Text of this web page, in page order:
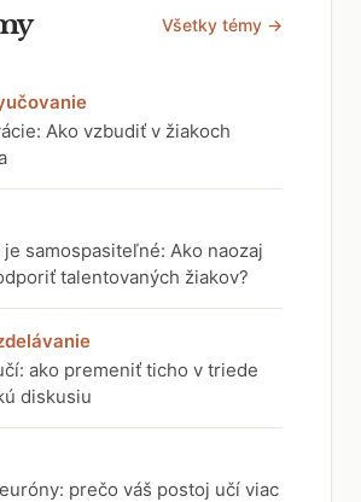
Všetky témy →
Ako vzbudiť v žiakoch
je samospasiteľné: Ako naozaj
talentovaných žiakov?
ako premeniť ticho v triede
diskusiu
prečo váš postoj učí viac